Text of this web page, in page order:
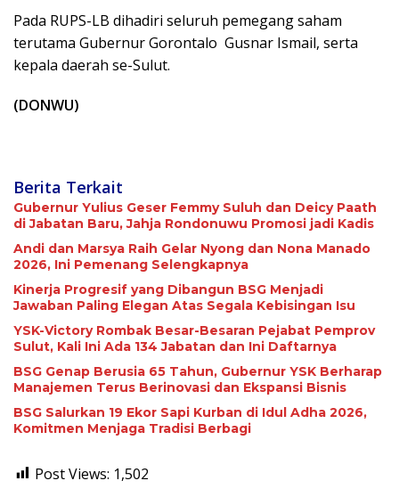
Pada RUPS-LB dihadiri seluruh pemegang saham
terutama Gubernur Gorontalo Gusnar Ismail, serta
kepala daerah se-Sulut.
(DONWU)
Berita Terkait
Gubernur Yulius Geser Femmy Suluh dan Deicy Paath
di Jabatan Baru, Jahja Rondonuwu Promosi jadi Kadis
Andi dan Marsya Raih Gelar Nyong dan Nona Manado
2026, Ini Pemenang Selengkapnya
Kinerja Progresif yang Dibangun BSG Menjadi
Jawaban Paling Elegan Atas Segala Kebisingan Isu
YSK-Victory Rombak Besar-Besaran Pejabat Pemprov
Sulut, Kali Ini Ada 134 Jabatan dan Ini Daftarnya
BSG Genap Berusia 65 Tahun, Gubernur YSK Berharap
Manajemen Terus Berinovasi dan Ekspansi Bisnis
BSG Salurkan 19 Ekor Sapi Kurban di Idul Adha 2026,
Komitmen Menjaga Tradisi Berbagi
Post Views: 1,502